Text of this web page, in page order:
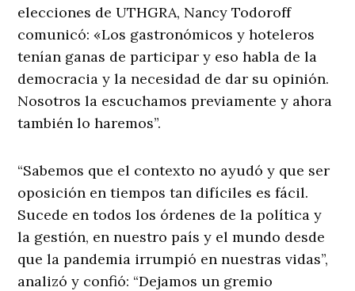
elecciones de UTHGRA, Nancy Todoroff
comunicó: «Los gastronómicos y hoteleros
tenían ganas de participar y eso habla de la
democracia y la necesidad de dar su opinión.
Nosotros la escuchamos previamente y ahora
también lo haremos”.
“Sabemos que el contexto no ayudó y que ser
oposición en tiempos tan difíciles es fácil.
Sucede en todos los órdenes de la política y
la gestión, en nuestro país y el mundo desde
que la pandemia irrumpió en nuestras vidas”,
analizó y confió: “Dejamos un gremio